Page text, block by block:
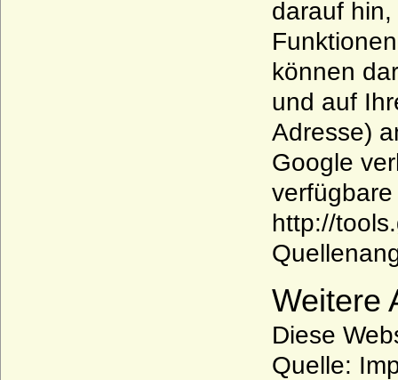
darauf
können
und auf
Adresse)
Google
http://
Weitere
Diese
Quelle: